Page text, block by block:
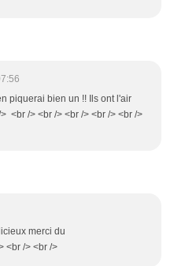
piquerai bien un !! Ils ont l'air
<br /> <br /> <br /> <br /> <br />
merci du
<br /> <br />